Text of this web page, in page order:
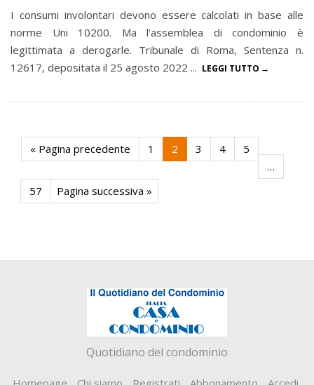
I consumi involontari devono essere calcolati in base alle
norme Uni 10200. Ma l’assemblea di condominio è
legittimata a derogarle. Tribunale di Roma, Sentenza n.
12617, depositata il 25 agosto 2022 ... LEGGI TUTTO
« Pagina precedente 1 2 3 4
5
…
57
Pagina successiva »
Quotidiano del condominio